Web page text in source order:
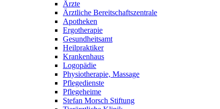
Ärzte
Ärztliche Bereitschaftszentrale
Apotheken
Ergotherapie
Gesundheitsamt
Heilpraktiker
Krankenhaus
Logopädie
Physiotherapie, Massage
Pflegedienste
Pflegeheime
Stefan Morsch Stiftung